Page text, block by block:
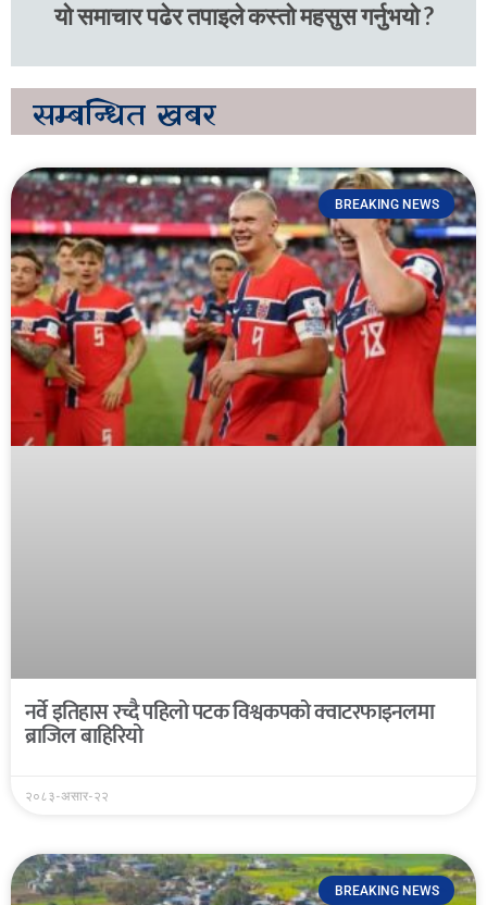
यो समाचार पढेर तपाइले कस्तो महसुस गर्नुभयो ?
सम्बन्धित खबर
BREAKING NEWS
नर्वे इतिहास रच्दै पहिलो पटक विश्वकपको क्वाटरफाइनलमा
ब्राजिल बाहिरियो
२०८३-असार-२२
BREAKING NEWS